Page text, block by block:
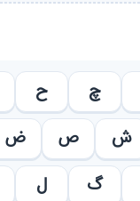
چ ح
ش ص ض
گ ل